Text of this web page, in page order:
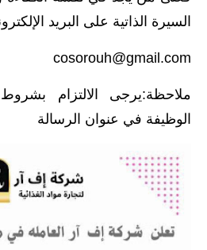
السيرة الذاتية على البريد
cosorouh@gmail.com
ملاحظة:يرجى الالتزام
الوظيفة في عنوان الرسالة